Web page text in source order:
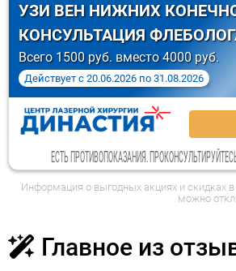
УЗИ ВЕН НИЖНИХ
КОНСУЛЬТАЦИЯ
Всего 1500 руб. вместо 4000 руб.
Действует с 20.06.2026 по 31.08.2026
ЕСТЬ ПРОТИВОПОКАЗАНИЯ.
Информация о выгодных акциях и скидках
можно
Главное из